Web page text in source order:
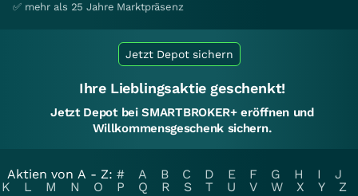
✅ mehr als 25 Jahre Marktpräsenz
Jetzt Depot sichern
Ihre Lieblingsaktie geschenkt!
Jetzt Depot bei SMARTBROKER+ eröffnen und
Willkommensgeschenk sichern.
Aktien von A - Z: # A B C D E F G H I
J
K
L M N O P Q R S T U V W X Y
Z